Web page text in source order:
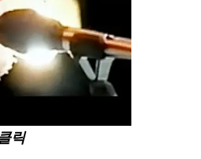
릭